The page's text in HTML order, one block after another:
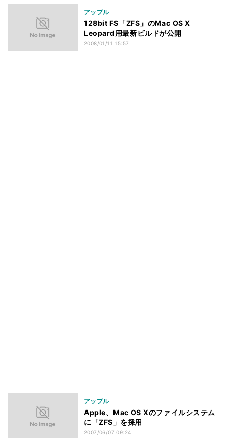
アップル
128bit FS「ZFS」のMac OS X
Leopard用最新ビルドが公開
2008/01/11 15:57
アップル
Apple、Mac OS Xのファイルシステム
に「ZFS」を採用
2007/06/07 09:24